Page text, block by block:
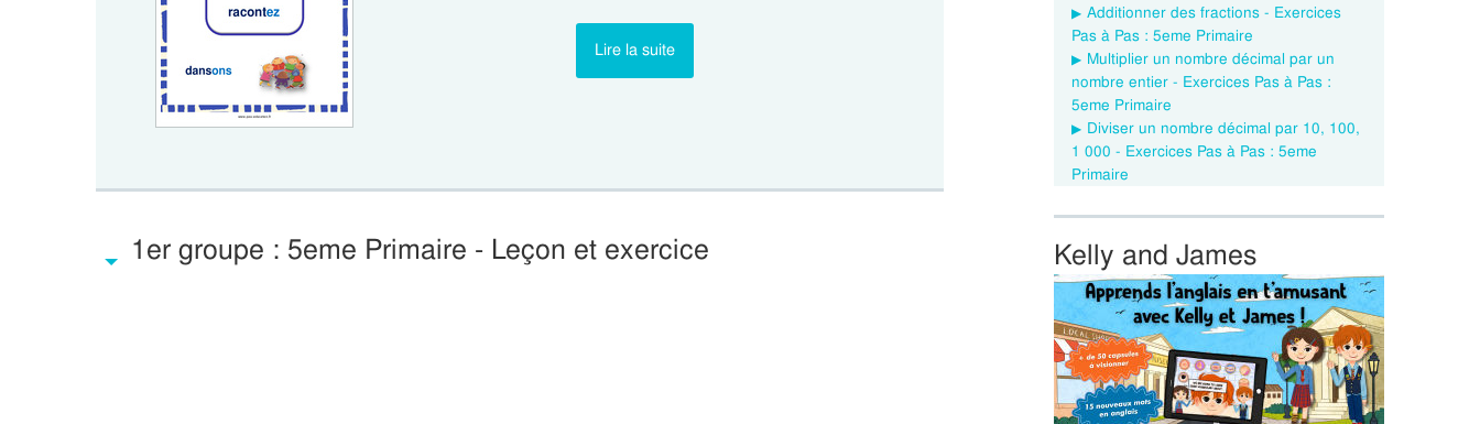
Lire la suite
1er groupe : 5eme Primaire - Leçon et exercice
Additionner des fractions - Exercices
Pas à Pas : 5eme Primaire
Multiplier un nombre décimal par un
nombre entier - Exercices Pas à Pas :
5eme Primaire
Diviser un nombre décimal par 10, 100,
1 000 - Exercices Pas à Pas : 5eme
Primaire
Kelly and James